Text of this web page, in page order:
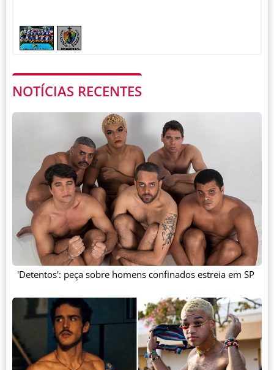
NOTÍCIAS RECENTES
'Detentos': peça sobre homens confinados estreia em SP